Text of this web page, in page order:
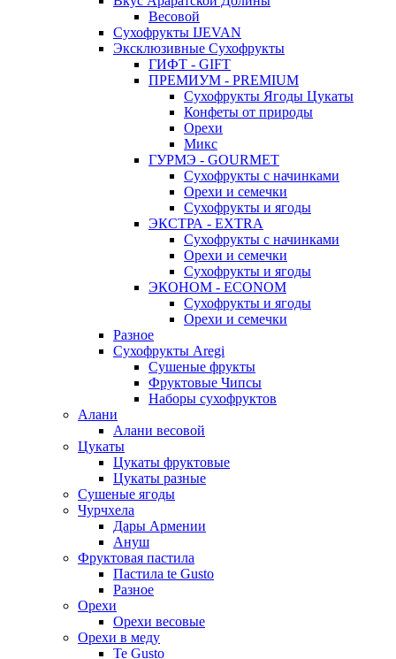
Весовой
Сухофрукты IJEVAN
Эксклюзивные Сухофрукты
ГИФТ - GIFT
ПРЕМИУМ - PREMIUM
Сухофрукты Ягоды Цукаты
Конфеты от природы
Орехи
Микс
ГУРМЭ - GOURMET
Сухофрукты с начинками
Орехи и семечки
Сухофрукты и ягоды
ЭКСТРА - EXTRA
Сухофрукты с начинками
Орехи и семечки
Сухофрукты и ягоды
ЭКОНОМ - ECONOM
Сухофрукты и ягоды
Орехи и семечки
Разное
Сухофрукты Aregi
Сушеные фрукты
Фруктовые Чипсы
Наборы сухофруктов
Алани
Алани весовой
Цукаты
Цукаты фруктовые
Цукаты разные
Сушеные ягоды
Чурчхела
Дары Армении
Ануш
Фруктовая пастила
Пастила te Gusto
Разное
Орехи
Орехи весовые
Орехи в меду
Te Gusto